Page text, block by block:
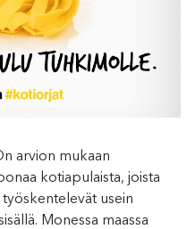
arvion mukaan
kotiapulaista, joista
työskentelevät usein
Monessa maassa